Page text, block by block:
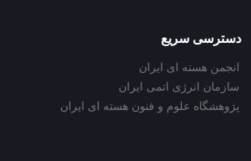
دسترسی سریع
انجمن هسته ای ایران
سازمان انرژی اتمی ایران
پژوهشگاه علوم و فنون هسته ای ایران